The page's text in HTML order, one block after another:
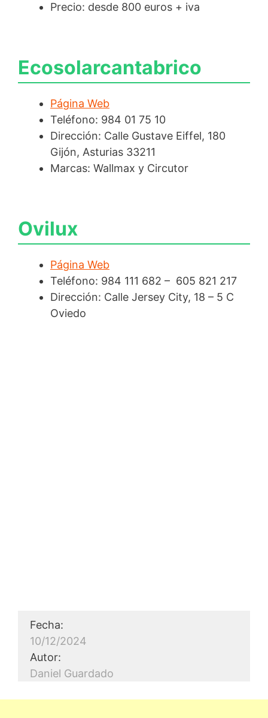
Precio: desde 800 euros + iva
Ecosolarcantabrico
Página Web
Teléfono: 984 01 75 10
Dirección: Calle Gustave Eiffel, 180
Gijón, Asturias 33211
Marcas: Wallmax y Circutor
Ovilux
Página Web
Teléfono: 984 111 682 – 605 821 217
Dirección: Calle Jersey City, 18 – 5 C
Oviedo
Fecha:
10/12/2024
Autor:
Daniel Guardado